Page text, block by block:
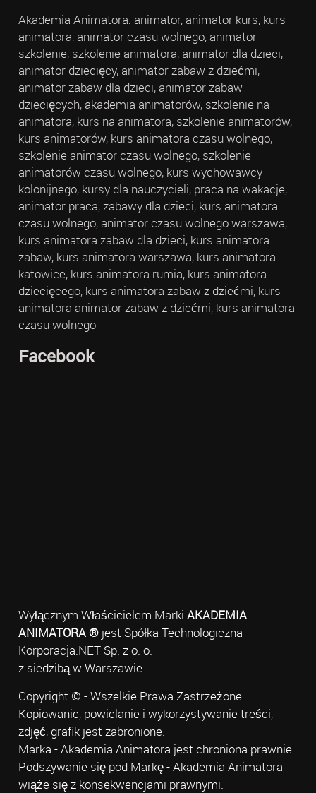
Akademia Animatora: animator, animator kurs, kurs
animatora, animator czasu wolnego, animator
szkolenie, szkolenie animatora, animator dla dzieci,
animator dziecięcy, animator zabaw z dziećmi,
animator zabaw dla dzieci, animator zabaw
dziecięcych, akademia animatorów, szkolenie na
animatora, kurs na animatora, szkolenie animatorów,
kurs animatorów, kurs animatora czasu wolnego,
szkolenie animator czasu wolnego, szkolenie
animatorów czasu wolnego, kurs wychowawcy
kolonijnego, kursy dla nauczycieli, praca na wakacje,
animator praca, zabawy dla dzieci, kurs animatora
czasu wolnego, animator czasu wolnego warszawa,
kurs animatora zabaw dla dzieci, kurs animatora
zabaw, kurs animatora warszawa, kurs animatora
katowice, kurs animatora rumia, kurs animatora
dziecięcego, kurs animatora zabaw z dziećmi, kurs
animatora animator zabaw z dziećmi, kurs animatora
czasu wolnego
Facebook
Wyłącznym Właścicielem Marki AKADEMIA
ANIMATORA ®jest Spółka Technologiczna
Korporacja.NET Sp. z o. o.
z siedzibą w Warszawie.
Copyright © - Wszelkie Prawa Zastrzeżone.
Kopiowanie, powielanie i wykorzystywanie treści,
zdjęć, grafik jest zabronione.
Marka - Akademia Animatora jest chroniona prawnie.
Podszywanie się pod Markę - Akademia Animatora
wiąże się z konsekwencjami prawnymi.